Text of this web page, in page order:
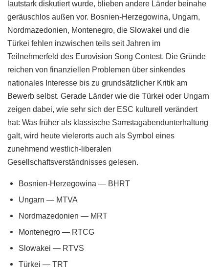
lautstark diskutiert wurde, blieben andere Länder beinahe
geräuschlos außen vor. Bosnien-Herzegowina, Ungarn,
Nordmazedonien, Montenegro, die Slowakei und die
Türkei fehlen inzwischen teils seit Jahren im
Teilnehmerfeld des Eurovision Song Contest. Die Gründe
reichen von finanziellen Problemen über sinkendes
nationales Interesse bis zu grundsätzlicher Kritik am
Bewerb selbst. Gerade Länder wie die Türkei oder Ungarn
zeigen dabei, wie sehr sich der ESC kulturell verändert
hat: Was früher als klassische Samstagabendunterhaltung
galt, wird heute vielerorts auch als Symbol eines
zunehmend westlich-liberalen
Gesellschaftsverständnisses gelesen.
Bosnien-Herzegowina — BHRT
Ungarn — MTVA
Nordmazedonien — MRT
Montenegro — RTCG
Slowakei — RTVS
Türkei — TRT